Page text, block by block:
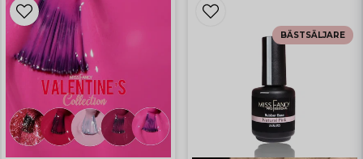
BÄSTSÄLJARE